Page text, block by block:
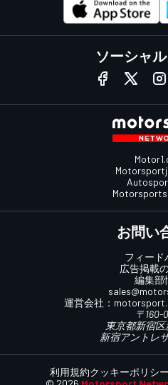
ソーシャ
お問い
フィード
広告掲載
編集部
運営会社：
〒160-
東京都新宿区
新宿アントレ
利用規約クッキーポリシー